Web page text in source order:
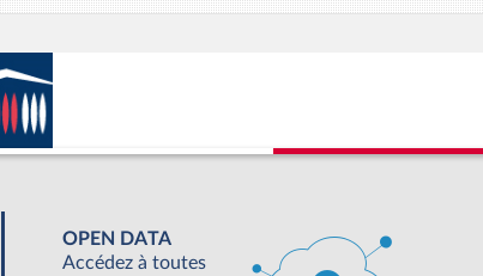
OPEN DATA
Accédez à toutes